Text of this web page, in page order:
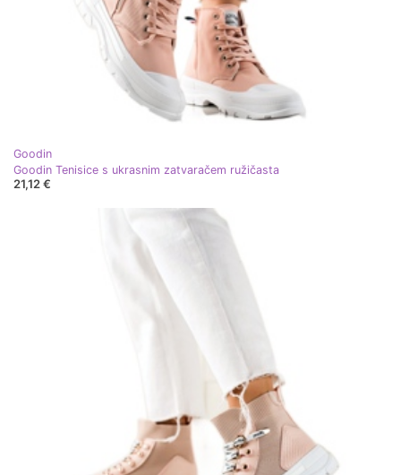
Goodin
Goodin Tenisice s ukrasnim zatvaračem ružičasta
21,12 €